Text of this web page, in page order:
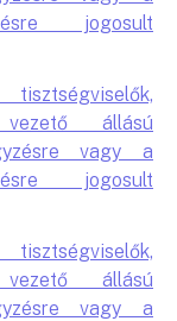
jogosult
állású
vagy a
jogosult
állású
vagy a